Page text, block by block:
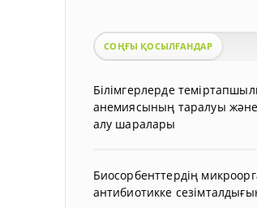
СОҢҒЫ ҚОСЫЛҒАНДАР
Білімгерлерде
анемиясының таралуы
алу шаралары
Биосорбенттердің
антибиотикке